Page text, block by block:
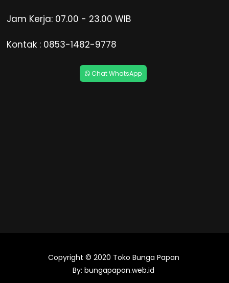
Jam Kerja: 07.00 - 23.00 WIB
Kontak : 0853-1482-9778
Chat WhatsApp
Copyright © 2020 Toko Bunga Papan
By: bungapapan.web.id